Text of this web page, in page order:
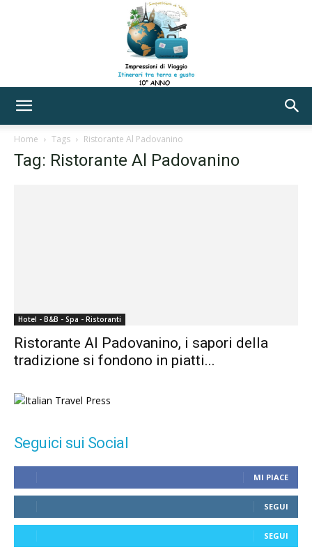
Home Tags Ristorante Al Padovanino
Tag: Ristorante Al Padovanino
Hotel - B&B - Spa - Ristoranti
Ristorante Al Padovanino, i sapori della
tradizione si fondono in piatti...
Seguici sui Social
MI PIACE
SEGUI
SEGUI